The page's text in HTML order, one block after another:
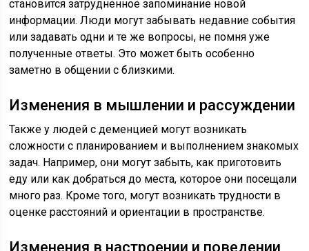
становится затрудненное запоминание новой
информации. Люди могут забывать недавние события
или задавать одни и те же вопросы, не помня уже
полученные ответы. Это может быть особенно
заметно в общении с близкими.
Изменения в мышлении и рассуждении
Также у людей с деменцией могут возникать
сложности с планированием и выполнением знакомых
задач. Например, они могут забыть, как приготовить
еду или как добраться до места, которое они посещали
много раз. Кроме того, могут возникать трудности в
оценке расстояний и ориентации в пространстве.
Изменения в настроении и поведении